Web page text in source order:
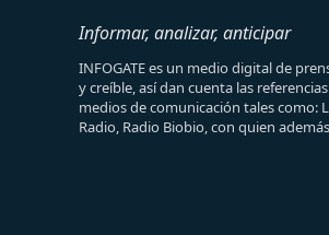
Informar, analizar, anticipar
INFOGATE es un medio digital de
y creíble, así dan cuenta las
medios de comunicación tales como:
Radio, Radio Biobio, con quien